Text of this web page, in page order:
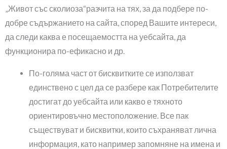
„Живот със сколиоза“разчита на тях, за да подбере по-
добре съдържанието на сайта, според Вашите интереси,
да следи каква е посещаемостта на уебсайта, да
функционира по-ефикасно и др.
По-голяма част от бисквитките се използват
единствено с цел да се разбере как Потребителите
достигат до уебсайта или какво е тяхното
ориентировъчно местоположение. Все пак
съществуват и бисквитки, които съхраняват лична
информация, като например запомняне на имена и